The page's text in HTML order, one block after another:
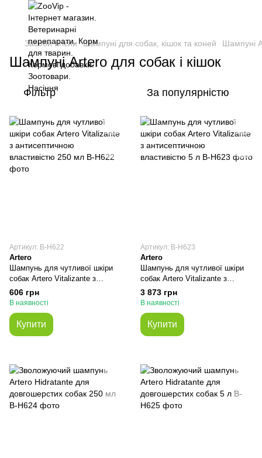
Засоби гігієни Шампуні для собак, кішок та коней Шампуні
Шампуні Artero для собак і кішок
Фільтр За популярністю
Артикул: В-H622
Artero
Шампунь для чутливої шкіри
собак Artero Vitalizante з
антисептичною властивістю
250 мл
606 грн
В наявності
Купити
Артикул: В-H623
Artero
Шампунь для чутливої шкіри
собак Artero Vitalizante з
антисептичною властивістю 5
л
3 873 грн
В наявності
Купити